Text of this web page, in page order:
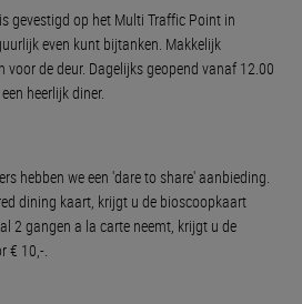
gevestigd op het Multi Traffic Point in
even kunt bijtanken. Makkelijk
voor de deur. Dagelijks geopend vanaf 12.00
heerlijk diner.
hebben we een 'dare to share' aanbieding.
dining kaart, krijgt u de bioscoopkaart
2 gangen a la carte neemt, krijgt u de
€ 10,-.